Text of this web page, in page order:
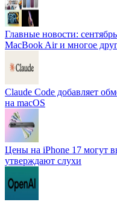
Главные новости:
MacBook Air и многое
Claude Code добавляет
на macOS
Цены на iPhone 17 могут
утверждают слухи